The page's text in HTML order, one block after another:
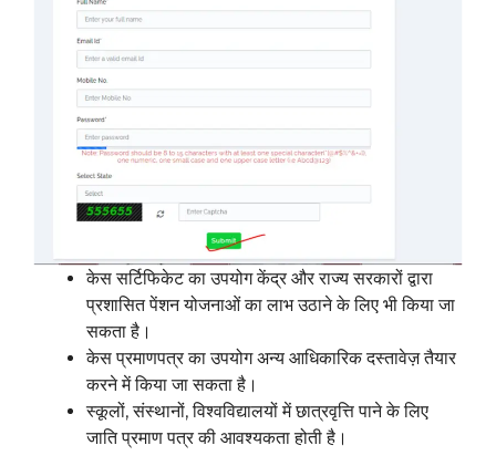
केस सर्टिफिकेट का उपयोग केंद्र और राज्य सरकारों द्वारा
प्रशासित पेंशन योजनाओं का लाभ उठाने के लिए भी किया जा
सकता है।
केस प्रमाणपत्र का उपयोग अन्य आधिकारिक दस्तावेज़ तैयार
करने में किया जा सकता है।
स्कूलों, संस्थानों, विश्वविद्यालयों में छात्रवृत्ति पाने के लिए
जाति प्रमाण पत्र की आवश्यकता होती है।